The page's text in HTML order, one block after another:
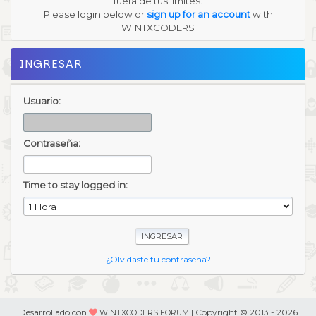
Please login below or sign up for an accountwith
WINTXCODERS
INGRESAR
Usuario:
Contraseña:
Time to stay logged in:
¿Olvidaste tu contraseña?
Desarrollado con WINTXCODERS FORUM | Copyright © 2013 - 2026